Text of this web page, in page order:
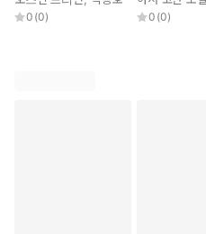
0 (0) 0 (0)